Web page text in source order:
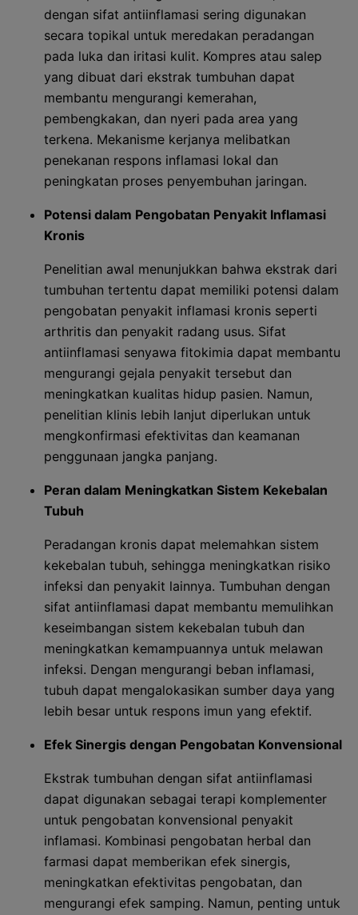
dengan sifat antiinflamasi sering digunakan
secara topikal untuk meredakan peradangan
pada luka dan iritasi kulit. Kompres atau salep
yang dibuat dari ekstrak tumbuhan dapat
membantu mengurangi kemerahan,
pembengkakan, dan nyeri pada area yang
terkena. Mekanisme kerjanya melibatkan
penekanan respons inflamasi lokal dan
peningkatan proses penyembuhan jaringan.
Potensi dalam Pengobatan Penyakit Inflamasi
Kronis
Penelitian awal menunjukkan bahwa ekstrak dari
tumbuhan tertentu dapat memiliki potensi dalam
pengobatan penyakit inflamasi kronis seperti
arthritis dan penyakit radang usus. Sifat
antiinflamasi senyawa fitokimia dapat membantu
mengurangi gejala penyakit tersebut dan
meningkatkan kualitas hidup pasien. Namun,
penelitian klinis lebih lanjut diperlukan untuk
mengkonfirmasi efektivitas dan keamanan
penggunaan jangka panjang.
Peran dalam Meningkatkan Sistem Kekebalan
Tubuh
Peradangan kronis dapat melemahkan sistem
kekebalan tubuh, sehingga meningkatkan risiko
infeksi dan penyakit lainnya. Tumbuhan dengan
sifat antiinflamasi dapat membantu memulihkan
keseimbangan sistem kekebalan tubuh dan
meningkatkan kemampuannya untuk melawan
infeksi. Dengan mengurangi beban inflamasi,
tubuh dapat mengalokasikan sumber daya yang
lebih besar untuk respons imun yang efektif.
Efek Sinergis dengan Pengobatan Konvensional
Ekstrak tumbuhan dengan sifat antiinflamasi
dapat digunakan sebagai terapi komplementer
untuk pengobatan konvensional penyakit
inflamasi. Kombinasi pengobatan herbal dan
farmasi dapat memberikan efek sinergis,
meningkatkan efektivitas pengobatan, dan
mengurangi efek samping. Namun, penting untuk